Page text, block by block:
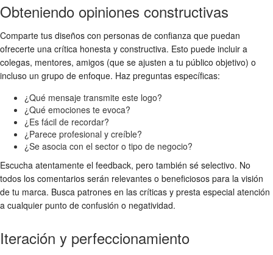
Obteniendo opiniones constructivas
Comparte tus diseños con personas de confianza que puedan
ofrecerte una crítica honesta y constructiva. Esto puede incluir a
colegas, mentores, amigos (que se ajusten a tu público objetivo) o
incluso un grupo de enfoque. Haz preguntas específicas:
¿Qué mensaje transmite este logo?
¿Qué emociones te evoca?
¿Es fácil de recordar?
¿Parece profesional y creíble?
¿Se asocia con el sector o tipo de negocio?
Escucha atentamente el feedback, pero también sé selectivo. No
todos los comentarios serán relevantes o beneficiosos para la visión
de tu marca. Busca patrones en las críticas y presta especial atención
a cualquier punto de confusión o negatividad.
Iteración y perfeccionamiento